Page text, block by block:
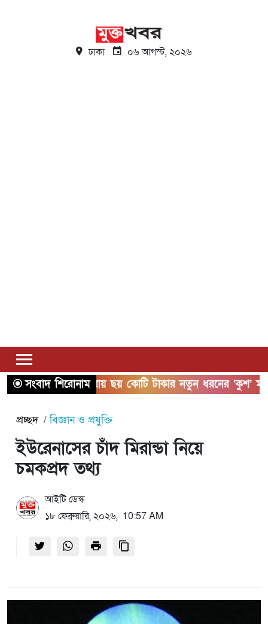
ঢাকা ০৬ আগস্ট, ২০২৬
সংবাদ শিরোনাম
সাতক্ষীরায় ছয় কোটি টাকার নতুন ধরনের ‘কুশ’
প্রচ্ছদ বিজ্ঞান ও প্রযুক্তি
ইউরেনাসের চাঁদ মিরান্ডা নিয়ে
চমকপ্রদ তথ্য
আইটি ডেস্ক
১৮ ফেব্রুয়ারি, ২০২৬, 10:57 AM